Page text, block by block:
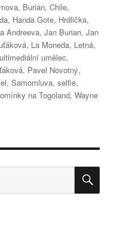
, Burian,Chile,
, Handa Gote, Hrdlička,
Andreeva,Jan Burian,Jan
, La Moneda, Letná,
umělec,
, Pavel Novotný,
,Samomluva,selfie,
na Togoland,Wayne